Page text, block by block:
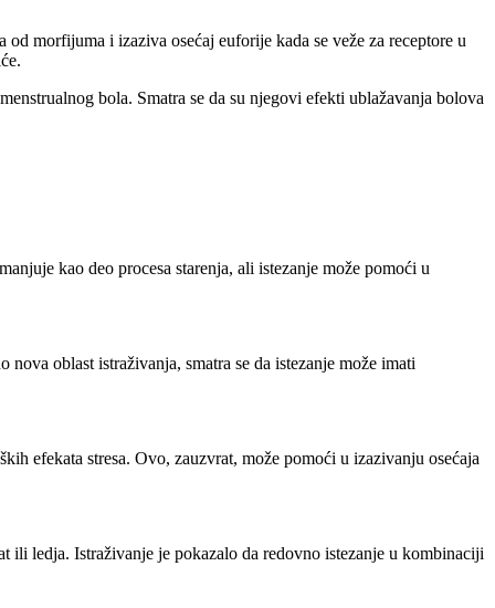
morfijuma i izaziva osećaj euforije kada se veže za receptore u
bola. Smatra se da su njegovi efekti ublažavanja bolova
kao deo procesa starenja, ali istezanje može pomoći u
oblast istraživanja, smatra se da istezanje može imati
efekata stresa. Ovo, zauzvrat, može pomoći u izazivanju osećaja
ili ledja. Istraživanje je pokazalo da redovno istezanje u kombinaciji